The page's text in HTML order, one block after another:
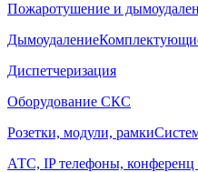
Пожаротушение и
Дымоудаление
Диспетчеризация
Оборудование СКС
Розетки, модули, рамки
АТС, IP телефоны, конференц